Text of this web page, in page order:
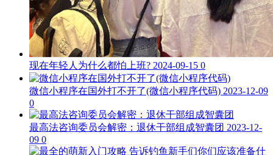
现在年轻人为什么都怕上班? 2024-09-15 0
微信小程序在国外打不开了(微信小程序代码) 2023-12-09
0
最高法咨询委员会解密：退休干部组成智囊团 2023-12-
09 0